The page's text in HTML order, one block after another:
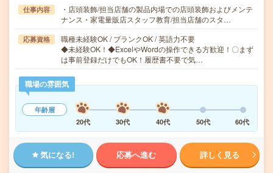
仕事内容
・店頭装飾/担当店舗の製品内場での店頭装飾およびメンテ
ナンス・家電量販店スタッフ教育/担当店舗のスタ…
応募資格
職種未経験OK / ブランクOK / 英語力不要
◆未経験OK！◆ExcelやWordの操作できる方歓迎！〇まず
は事前登録だけでもOK！履歴書不要で気…
職場の雰囲気
年齢層
20代
30代 40代 50代 60代
気になる! 応募へ進む 詳しく見る